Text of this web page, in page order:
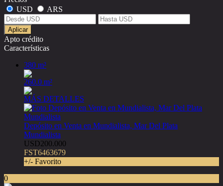
USD
ARS
Aplicar
Apto crédito
Características
380 m²
260.0 m²
MÁS DETALLES
Depósito en Venta en Mundialista, Mar Del Plata
Mundialista
USD200.000
FST6463679
+/- Favorito
0